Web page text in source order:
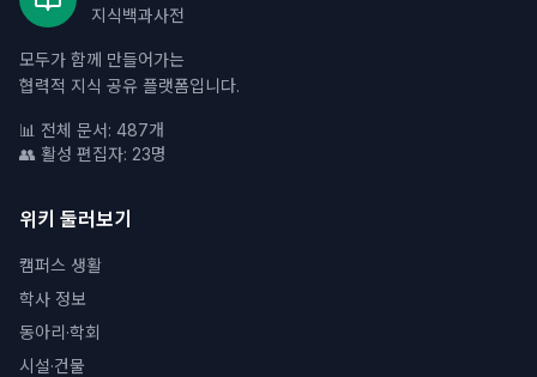
지식백과사전
모두가 함께 만들어가는
협력적 지식 공유 플랫폼입니다.
📊 전체 문서: 487개
👥 활성 편집자: 23명
위키 둘러보기
캠퍼스 생활
학사 정보
동아리·학회
시설·건물